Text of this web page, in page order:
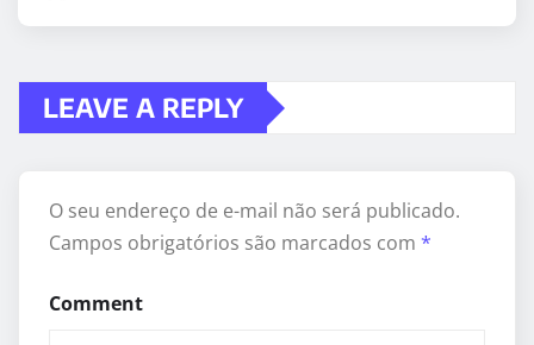
LEAVE A REPLY
O seu endereço de e-mail não será publicado.
Campos obrigatórios são marcados com *
Comment